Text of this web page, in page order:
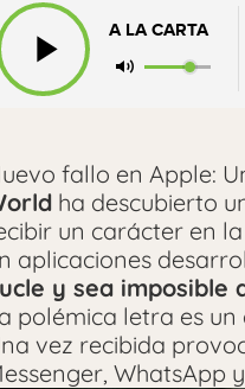
A LA CARTA
fallo en Apple:
ha descubierto
un carácter en
aplicaciones
y sea imposible
polémica letra es
vez recibida
WhatsApp